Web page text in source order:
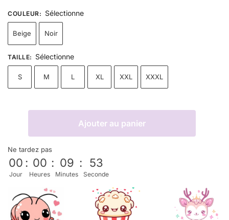
COULEUR: Sélectionne
Beige Noir
TAILLE: Sélectionne
S M L XL XXL XXXL
Ajouter au panier
Ne tardez pas
00
Jour
: 00
Heures
: 09
Minutes
: 52
Seconde